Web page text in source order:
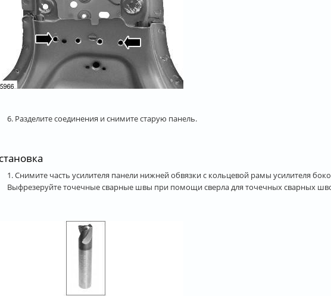
6. Разделите соединения и снимите старую панель.
1. Снимите часть усилителя панели нижней обвязки с кольцевой рамы усилителя
Выфрезеруйте точечные сварные швы при помощи сверла для точечных сварных